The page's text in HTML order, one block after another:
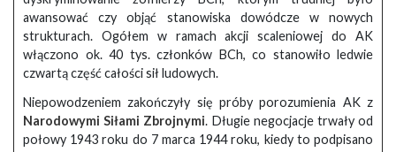
awansować czy objąć stanowiska dowódcze w nowych
strukturach. Ogółem w ramach akcji scaleniowej do AK
włączono ok. 40 tys. członków BCh, co stanowiło ledwie
czwartą część całości sił ludowych.
Niepowodzeniem zakończyły się próby porozumienia AK z
Narodowymi Siłami Zbrojnymi. Długie negocjacje trwały od
połowy 1943 roku do 7 marca 1944 roku, kiedy to podpisano